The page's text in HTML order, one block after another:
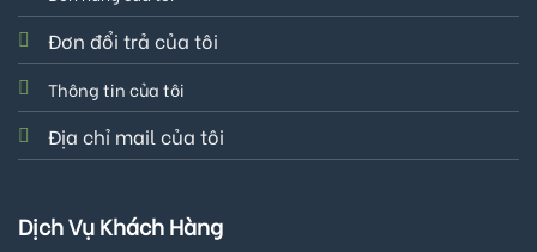
Đơn đổi trả của tôi
Thông tin của tôi
Địa chỉ mail của tôi
Dịch Vụ Khách Hàng